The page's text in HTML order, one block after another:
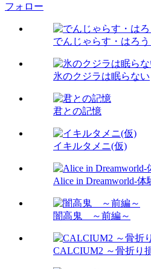
フォロー
でんじゃらす・はろう
氷のクジラは眠らない
君との記憶
イキルタメニ(仮)
Alice in Dreamworld-体
闇高鬼 ～前編～
CALCIUM2 ～骨折り